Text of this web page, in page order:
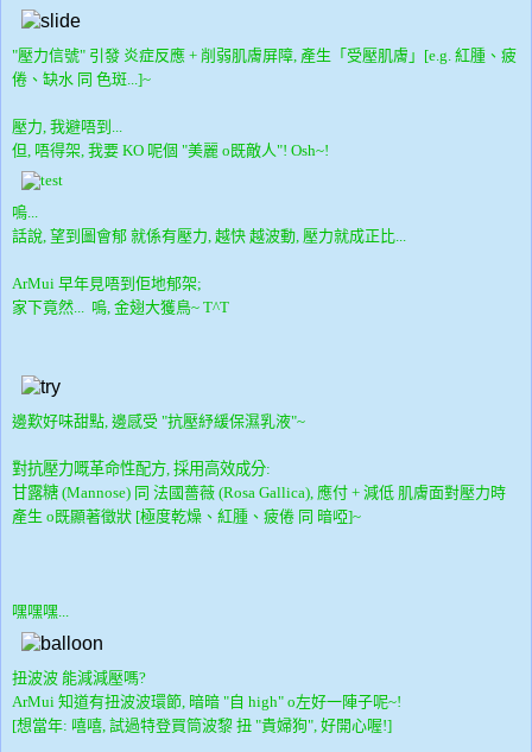
"壓力信號" 引發 炎症反應 + 削弱肌膚屏障, 產生「受壓肌膚」[e.g. 紅腫、疲
倦、缺水 同 色斑...]~
壓力, 我避唔到...
但, 唔得架, 我要 KO 呢個 "美麗 o既敵人"! Osh~!
嗚...
話說, 望到圖會郁 就係有壓力, 越快 越波動, 壓力就成正比...
ArMui 早年見唔到佢地郁架;
家下竟然... 嗚, 金翅大獲鳥~ T^T
邊歎好味甜點, 邊感受 "抗壓紓緩保濕乳液"~
對抗壓力嘅革命性配方, 採用 高效成分:
甘露糖 (Mannose) 同 法國薔薇 (Rosa Gallica), 應付 + 減低 肌膚面對壓力時
產生 o既顯著徵狀 [極度乾燥、紅腫、疲倦 同 暗啞]~
嘿嘿嘿...
扭波波 能減減壓嗎?
ArMui 知道有扭波波環節, 暗暗 "自 high" o左好一陣子呢~!
[想當年: 嘻嘻, 試過特登買筒波黎 扭 "貴婦狗", 好開心喔!]